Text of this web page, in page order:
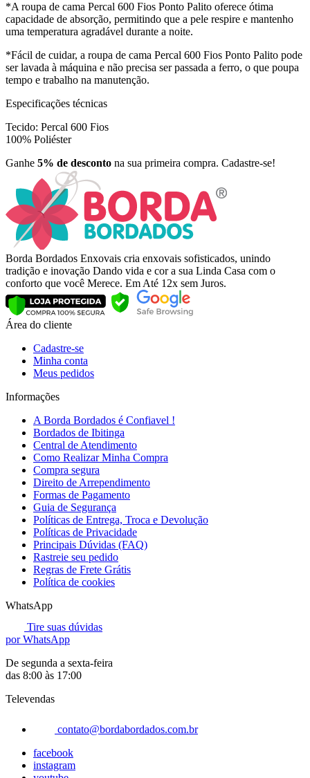
*A roupa de cama Percal 600 Fios Ponto Palito oferece ótima
capacidade de absorção, permitindo que a pele respire e mantenho
uma temperatura agradável durante a noite.
*Fácil de cuidar, a roupa de cama Percal 600 Fios Ponto Palito pode
ser lavada à máquina e não precisa ser passada a ferro, o que poupa
tempo e trabalho na manutenção.
Especificações técnicas
Tecido: Percal 600 Fios
100% Poliéster
Ganhe 5% de desconto na sua primeira compra. Cadastre-se!
Borda Bordados Enxovais cria enxovais sofisticados, unindo
tradição e inovação Dando vida e cor a sua Linda Casa com o
conforto que você Merece. Em Até 12x sem Juros.
Área do cliente
Cadastre-se
Minha conta
Meus pedidos
Informações
A Borda Bordados é Confiavel !
Bordados de Ibitinga
Central de Atendimento
Como Realizar Minha Compra
Compra segura
Direito de Arrependimento
Formas de Pagamento
Guia de Segurança
Políticas de Entrega, Troca e Devolução
Políticas de Privacidade
Principais Dúvidas (FAQ)
Rastreie seu pedido
Regras de Frete Grátis
Política de cookies
WhatsApp
Tire suas dúvidas
por WhatsApp
De segunda a sexta-feira
das 8:00 às 17:00
Televendas
contato@bordabordados.com.br
facebook
instagram